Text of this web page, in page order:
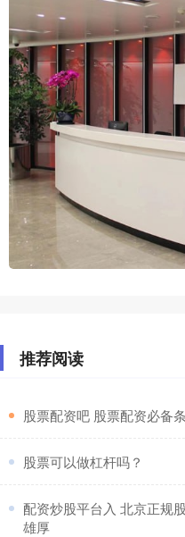
推荐阅读
股票配资吧 股票配资必备
​股票可以做杠杆吗？
配资炒股平台入 北京正规
雄厚